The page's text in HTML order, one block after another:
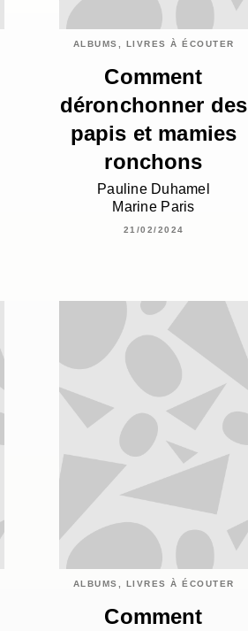
ALBUMS, LIVRES À ÉCOUTER
Comment
déronchonner des
papis et mamies
ronchons
Pauline Duhamel
Marine Paris
21/02/2024
ALBUMS, LIVRES À ÉCOUTER
Comment